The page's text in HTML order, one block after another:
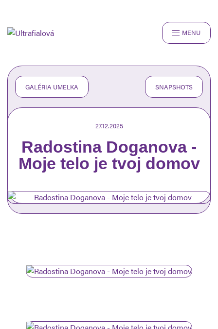
MENU
ROZHOVORY RECENZIE ČLÁNKY
SNAPSHOTS
GALÉRIA UMELKA SNAPSHOTS
27.12.2025
Radostina Doganova -
Moje telo je tvoj domov